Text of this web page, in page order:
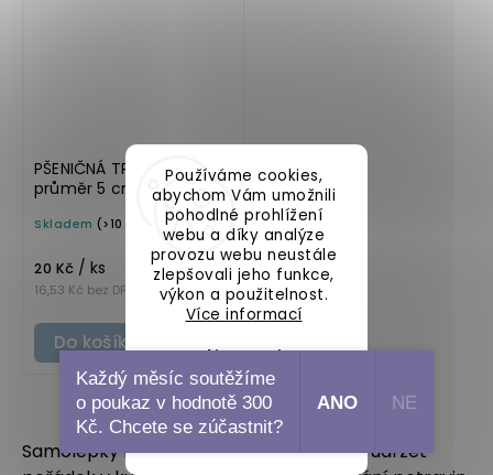
Používáme cookies,
abychom Vám umožnili
pohodlné prohlížení
webu a díky analýze
provozu webu neustále
zlepšovali jeho funkce,
výkon a použitelnost.
Více informací
Nastavení
Souhlasím
PŠENIČNÁ TRHANKA
průměr 5 cm –
průhledná v základním
písmu, omyvatelná
potravinové dózy
Skladem (>10 ks)
16,53 Kč bez DPH
20 Kč / ks
Do košíku
Samolepky na dózy na mouku pomáhají udržet
Každý měsíc soutěžíme
o poukaz v hodnotě 300
Kč. Chcete se zúčastnit?
ANO NE